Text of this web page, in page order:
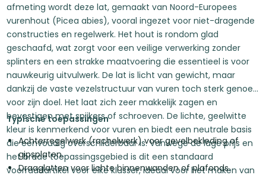
afmeting wordt deze lat, gemaakt van Noord-Europees
vurenhout (Picea abies), vooral ingezet voor niet-dragende
constructies en regelwerk. Het hout is rondom glad
geschaafd, wat zorgt voor een veilige verwerking zonder
splinters en een strakke maatvoering die essentieel is voor
nauwkeurig uitvulwerk. De lat is licht van gewicht, maar
dankzij de vaste vezelstructuur van vuren toch sterk genoeg
voor zijn doel. Het laat zich zeer makkelijk zagen en
bevestigen met spijkers of schroeven. De lichte, geelwitte
kleur is kenmerkend voor vuren en biedt een neutrale basis
die eenvoudig overschilderbaar is. Vanwege de lage prijs en
het brede toepassingsgebied is dit een standaard
voorraadartikel voor elke klusser, ideaal voor het maken van
Typische toepassingen
Achterregelwerk (rachelwerk) voor gevelbekleding of
gipsplaten.
Draaglatten voor lichte binnenwanden of plafonds.